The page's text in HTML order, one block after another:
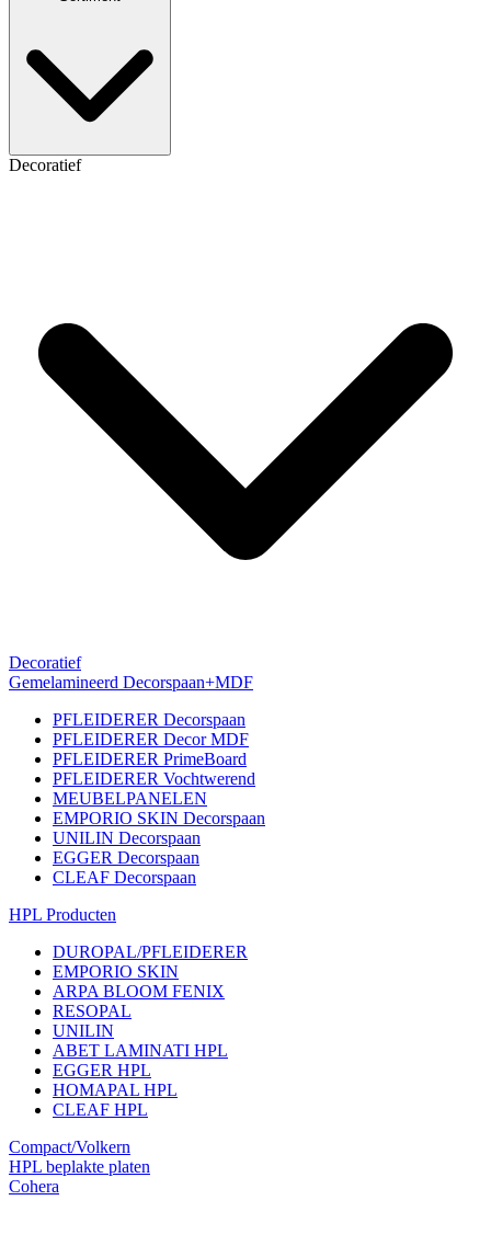
Decoratief
Decoratief
Gemelamineerd Decorspaan+MDF
PFLEIDERER Decorspaan
PFLEIDERER Decor MDF
PFLEIDERER PrimeBoard
PFLEIDERER Vochtwerend
MEUBELPANELEN
EMPORIO SKIN Decorspaan
UNILIN Decorspaan
EGGER Decorspaan
CLEAF Decorspaan
HPL Producten
DUROPAL/PFLEIDERER
EMPORIO SKIN
ARPA BLOOM FENIX
RESOPAL
UNILIN
ABET LAMINATI HPL
EGGER HPL
HOMAPAL HPL
CLEAF HPL
Compact/Volkern
HPL beplakte platen
Cohera